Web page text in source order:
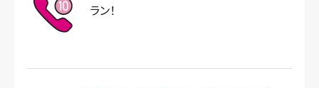
ラン！